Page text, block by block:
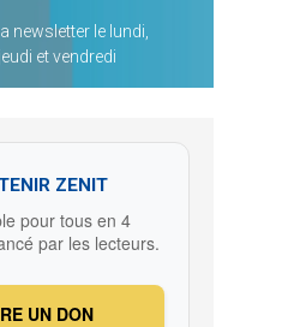
newsletter le lundi,
et vendredi
ZENIT
pour tous en 4
par les lecteurs.
UN DON